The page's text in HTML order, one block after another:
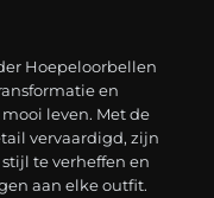
Hoepeloorbellen
en
leven. Met de
vervaardigd, zijn
te verheffen en
aan elke outfit.